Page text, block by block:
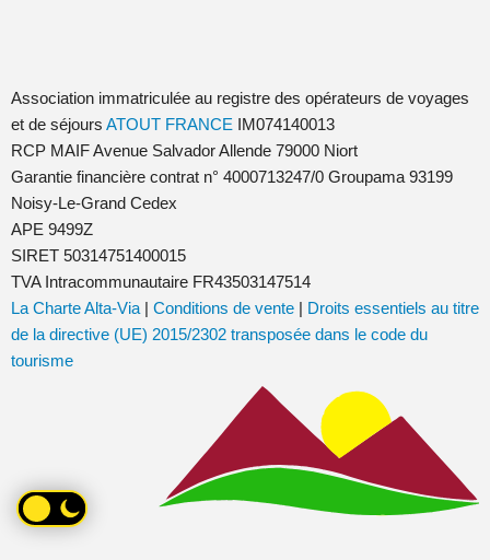
Association immatriculée au registre des opérateurs de voyages
et de séjours ATOUT FRANCE IM074140013
RCP MAIF Avenue Salvador Allende 79000 Niort
Garantie financière contrat n° 4000713247/0 Groupama 93199
Noisy-Le-Grand Cedex
APE 9499Z
SIRET 50314751400015
TVA Intracommunautaire FR43503147514
La Charte Alta-Via | Conditions de vente | Droits essentiels au titre
de la directive (UE) 2015/2302 transposée dans le code du
tourisme